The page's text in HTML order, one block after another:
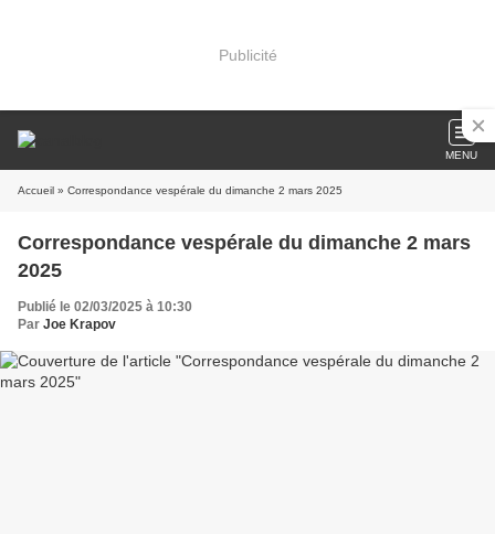
Publicité
MENU
Accueil » Correspondance vespérale du dimanche 2 mars 2025
Correspondance vespérale du dimanche 2 mars
2025
Publié le 02/03/2025 à 10:30
Par Joe Krapov